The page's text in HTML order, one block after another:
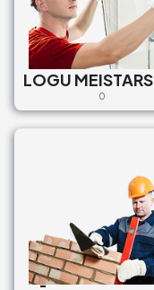
LOGU MEISTARS
0